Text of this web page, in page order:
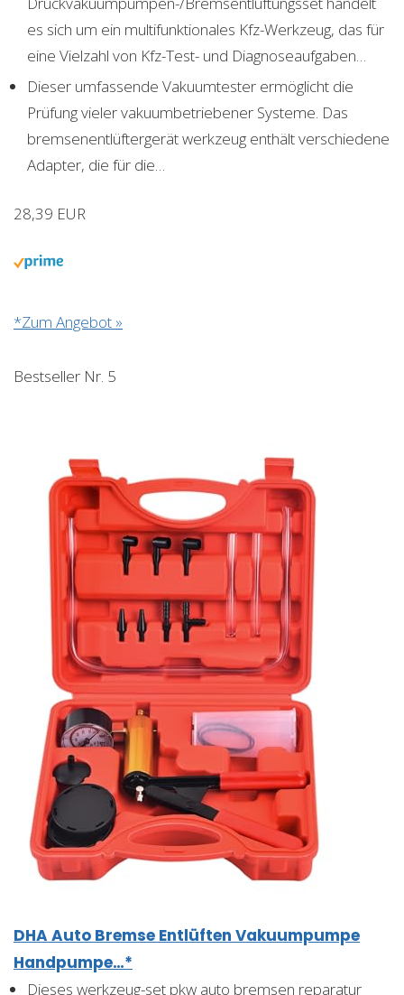
es sich um ein multifunktionales Kfz-Werkzeug, das für
eine Vielzahl von Kfz-Test- und Diagnoseaufgaben…
Dieser umfassende Vakuumtester ermöglicht die
Prüfung vieler vakuumbetriebener Systeme. Das
bremsenentlüftergerät werkzeug enthält verschiedene
Adapter, die für die…
28,39 EUR
*Zum Angebot »
Bestseller Nr. 5
DHA Auto Bremse Entlüften Vakuumpumpe
Handpumpe…*
Dieses werkzeug-set pkw auto bremsen reparatur